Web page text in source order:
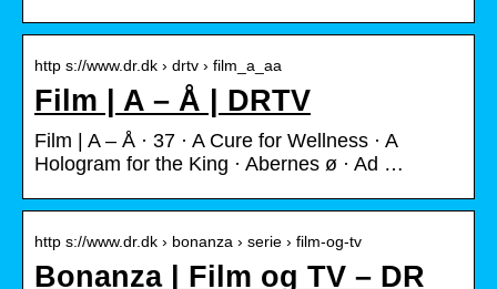
http s://www.dr.dk › drtv › film_a_aa
Film | A – Å | DRTV
Film | A – Å · 37 · A Cure for Wellness · A
Hologram for the King · Abernes ø · Ad …
http s://www.dr.dk › bonanza › serie › film-og-tv
Bonanza | Film og TV – DR